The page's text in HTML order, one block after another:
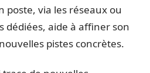
poste, via les réseaux ou
dédiées, aide à affiner son
pistes concrètes.